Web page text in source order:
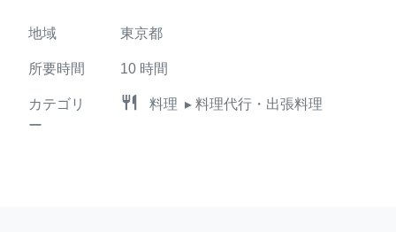
地域 東京都
所要時間 10 時間
カテゴリ
ー
restaurant 料理 ▸ 料理代行・出張料理